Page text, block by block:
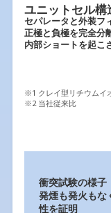
ユニットセル構
セパレータと外装フ
正極と負極を完全分
内部ショートを起こ
※1 クレイ型リチウムイ
※2 当社従来比
衝突試験の様子
発煙も発火もな
性を証明